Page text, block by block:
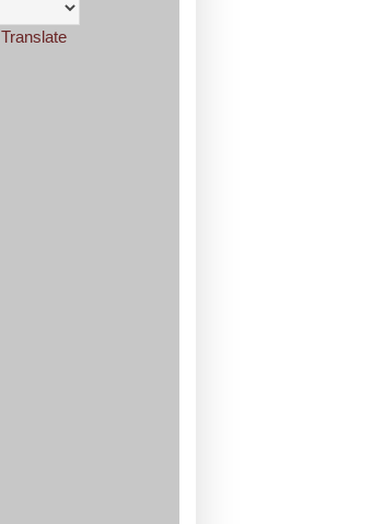
Translate